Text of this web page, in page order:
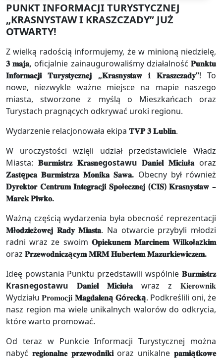
PUNKT INFORMACJI TURYSTYCZNEJ
„KRASNYSTAW I KRASZCZADY” JUŻ
OTWARTY!
Z wielką radością informujemy, że w minioną niedzielę,
𝟑 𝐦𝐚𝐣𝐚, oficjalnie zainaugurowaliśmy działalność𝐏𝐮𝐧𝐤𝐭𝐮
𝐈𝐧𝐟𝐨𝐫𝐦𝐚𝐜𝐣𝐢 𝐓𝐮𝐫𝐲𝐬𝐭𝐲𝐜𝐳𝐧𝐞𝐣 „𝐊𝐫𝐚𝐬𝐧𝐲𝐬𝐭𝐚𝐰 𝐢 𝐊𝐫𝐚𝐬𝐳𝐜𝐳𝐚𝐝𝐲”! To
nowe, niezwykle ważne miejsce na mapie naszego
miasta, stworzone z myślą o Mieszkańcach oraz
Turystach pragnących odkrywać uroki regionu.
Wydarzenie relacjonowała ekipa 𝐓𝐕𝐏 𝟑 𝐋𝐮𝐛𝐥𝐢𝐧.
W uroczystości wzięli udział przedstawiciele Władz
Miasta: 𝐁𝐮𝐫𝐦𝐢𝐬𝐭𝐫𝐳 𝐊𝐫𝐚𝐬𝐧egostawu 𝐃𝐚𝐧𝐢𝐞𝐥 𝐌𝐢𝐜𝐢𝐮ł𝐚oraz
𝐙𝐚𝐬𝐭ę𝐩𝐜𝐚 𝐁𝐮𝐫𝐦𝐢𝐬𝐭𝐫𝐳𝐚 𝐌𝐨𝐧𝐢𝐤𝐚 𝐒𝐚𝐰𝐚. Obecny był również
𝐃𝐲𝐫𝐞𝐤𝐭𝐨𝐫 𝐂𝐞𝐧𝐭𝐫𝐮𝐦 𝐈𝐧𝐭𝐞𝐠𝐫𝐚𝐜𝐣𝐢 𝐒𝐩𝐨ł𝐞𝐜𝐳𝐧𝐞𝐣 (𝐂𝐈𝐒) 𝐊𝐫𝐚𝐬𝐧𝐲𝐬𝐭𝐚𝐰 –
𝐌𝐚𝐫𝐞𝐤 𝐏𝐢𝐰𝐤𝐨.
Ważną częścią wydarzenia była obecność reprezentacji
𝐌ł𝐨𝐝𝐳𝐢𝐞ż𝐨𝐰𝐞𝐣 𝐑𝐚𝐝𝐲 𝐌𝐢𝐚𝐬𝐭𝐚. Na otwarcie przybyli młodzi
radni wraz ze swoim 𝐎𝐩𝐢𝐞𝐤𝐮𝐧𝐞𝐦 𝐌𝐚𝐫𝐜𝐢𝐧𝐞𝐦 𝐖𝐢𝐥𝐤𝐨ł𝐚z𝐤𝐢𝐦
oraz 𝐏𝐫𝐳𝐞𝐰𝐨𝐝𝐧𝐢𝐜𝐳ą𝐜𝐲𝐦 𝐌𝐑𝐌 𝐇𝐮𝐛𝐞𝐫𝐭𝐞𝐦 𝐌𝐚𝐳𝐮𝐫𝐤𝐢𝐞𝐰𝐢𝐜𝐳𝐞𝐦.
Ideę powstania Punktu przedstawili wspólnie 𝐁𝐮𝐫𝐦𝐢𝐬𝐭𝐫𝐳
Krasnegostawu 𝐃𝐚𝐧𝐢𝐞𝐥 𝐌𝐢𝐜𝐢𝐮ł𝐚wraz z 𝐊𝐢𝐞𝐫𝐨𝐰𝐧𝐢𝐤
Wydziału 𝐏𝐫𝐨𝐦𝐨𝐜𝐣𝐢 𝐌𝐚𝐠𝐝𝐚𝐥𝐞𝐧ą 𝐆ó𝐫𝐞𝐜𝐤ą. Podkreślili oni, że
nasz region ma wiele unikalnych walorów do odkrycia,
które warto promować.
Od teraz w Punkcie Informacji Turystycznej można
nabyć 𝐫𝐞𝐠𝐢𝐨𝐧𝐚𝐥𝐧𝐞 𝐩𝐫𝐳𝐞𝐰𝐨𝐝𝐧𝐢𝐤𝐢oraz unikalne𝐩𝐚𝐦𝐢ą𝐭𝐤𝐨𝐰𝐞